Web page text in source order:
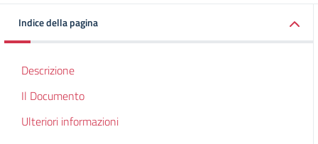
Indice della pagina
Descrizione
Il Documento
Ulteriori informazioni